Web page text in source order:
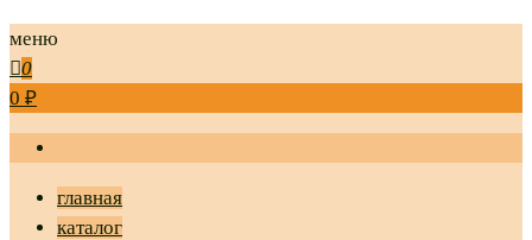
меню
0
0 ₽
главная
каталог